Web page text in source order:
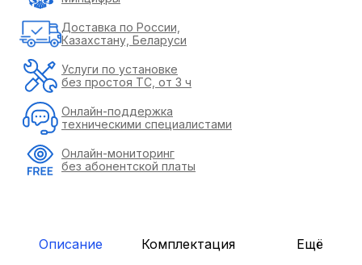
Описание Комплектация Ещё
Доставка по России,
Казахстану, Беларуси
Услуги по установке
без простоя ТС, от 3 ч
Онлайн-поддержка
техническими специалистами
Онлайн-мониторинг
без абонентской платы